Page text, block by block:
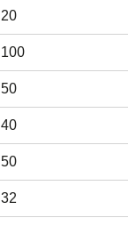
20
100
50
40
50
32